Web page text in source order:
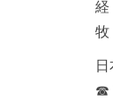
牧
☎